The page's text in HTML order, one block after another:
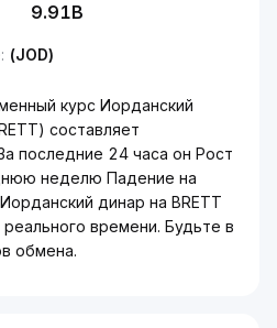
9.91B
: (JOD)
курс Иорданский
составляет
последние 24 часа он Рост
неделю Падение на
динар на BRETT
времени. Будьте в
обмена.